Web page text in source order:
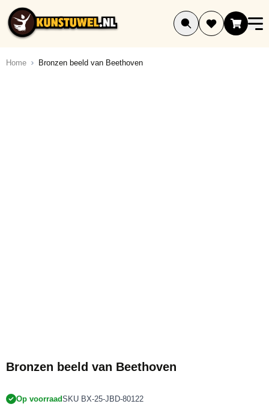
Ga naar de inhoud
Home Bronzen beeld van Beethoven
Bronzen beeld van Beethoven
Op voorraadSKU BX-25-JBD-80122